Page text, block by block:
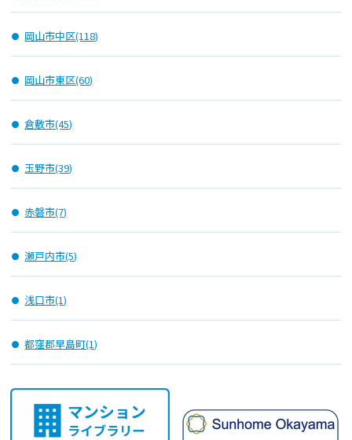
岡山市中区(118)
岡山市東区(60)
倉敷市(45)
玉野市(39)
赤磐市(7)
瀬戸内市(5)
浅口市(1)
都窪郡早島町(1)